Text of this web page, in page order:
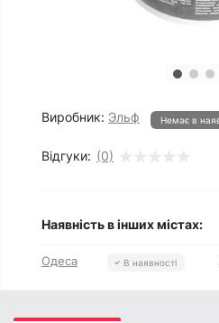
Виробник: Эльф
Відгуки: (0)
Немає в
Наявність в інших містах:
Одеса В наявності